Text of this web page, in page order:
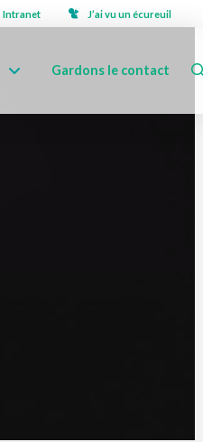
Intranet J’ai vu un écureuil
Gardons le contact